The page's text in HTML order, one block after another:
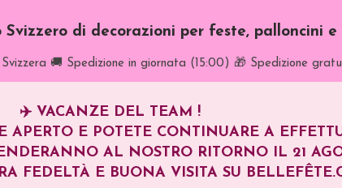
di decorazioni per feste, palloncini e
🚚 Spedizione in giornata (15:00) 🎁 Spedizione
✈️ VACANZE DEL TEAM !
E POTETE CONTINUARE A
AL NOSTRO RITORNO IL 21
FEDELTÀ E BUONA VISITA SU